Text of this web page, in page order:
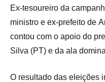
Ex-tesoureiro da
ministro e ex-prefeito de
contou com o apoio do
Silva (PT) e da ala
O resultado das eleições